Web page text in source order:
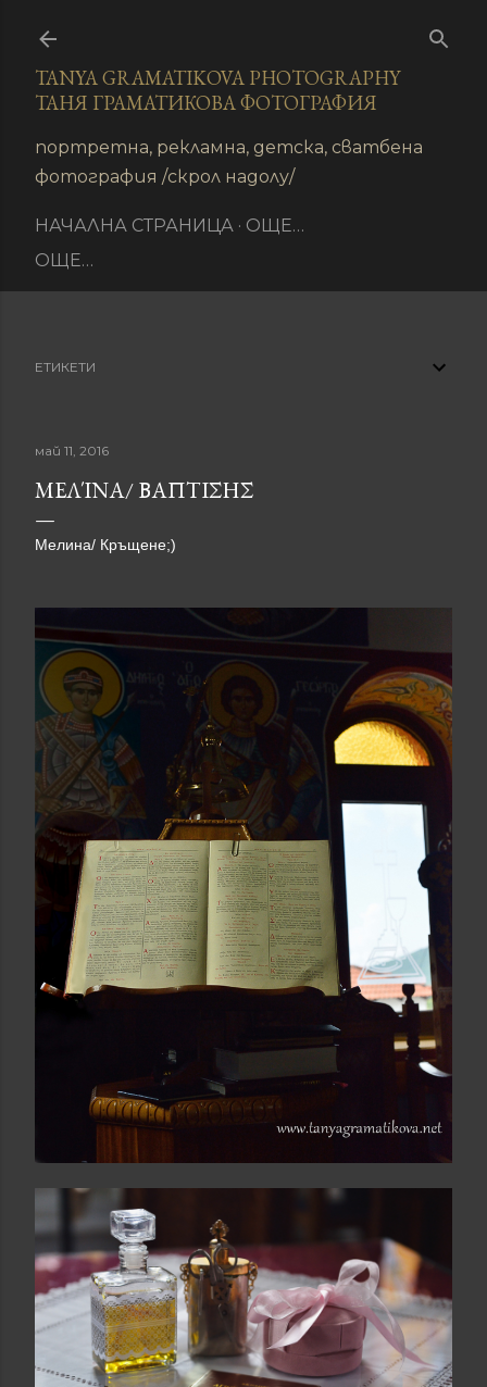
TANYA GRAMATIKOVA PHOTOGRAPHY
ТАНЯ ГРАМАТИКОВА ФОТОГРАФИЯ
портретна, рекламна, детска, сватбена
фотография /скрол надолу/
НАЧАЛНА СТРАНИЦА
ОЩЕ…
ОЩЕ…
ЕТИКЕТИ
май 11, 2016
ΜΕΛΊΝΑ/ ΒΑΠΤΙΣΗΣ
Мелина/ Кръщене;)